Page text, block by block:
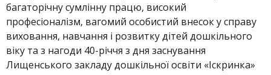
багаторічну сумлінну працю, високий
професіоналізм, вагомий особистий внесок у справу
виховання, навчання і розвитку дітей дошкільного
віку та з нагоди 40-річчя з дня заснування
Лищенського закладу дошкільної освіти «Іскринка»